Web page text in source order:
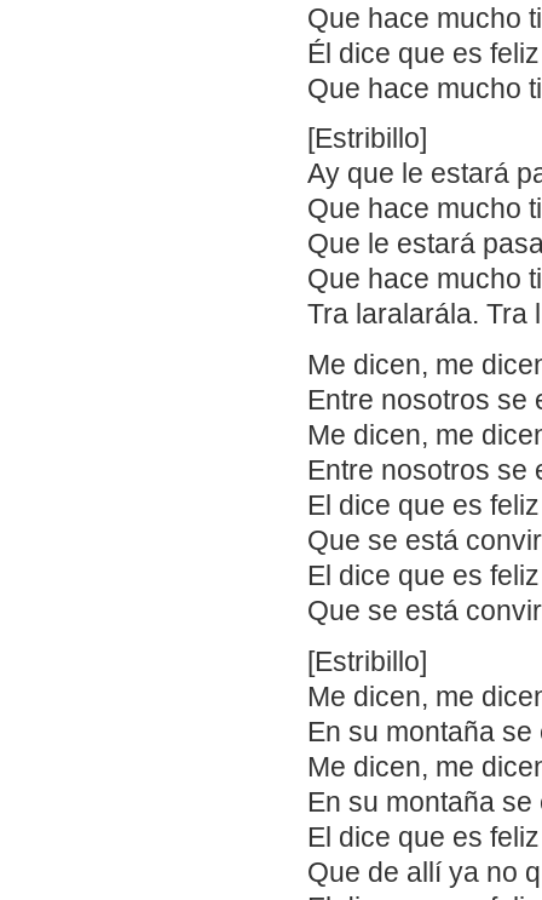
Que hace mucho
Él dice que es
Que hace mucho
[Estribillo]
Ay que le estará
Que hace mucho
Que le estará
Que hace mucho
Tra laralarála. Tra
Me dicen, me
Entre nosotros se
Me dicen, me
Entre nosotros se
El dice que es
Que se está
El dice que es
Que se está
[Estribillo]
Me dicen, me
En su montaña
Me dicen, me
En su montaña
El dice que es
Que de allí ya no